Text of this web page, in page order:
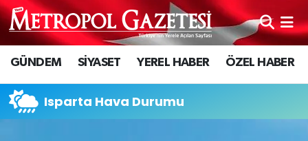
GÜNDEM SİYASET YEREL HABER ÖZEL HABER
Isparta Hava Durumu
Hava Durumu
Trafik Durumu
Süper Lig Puan Durumu ve Fikstür